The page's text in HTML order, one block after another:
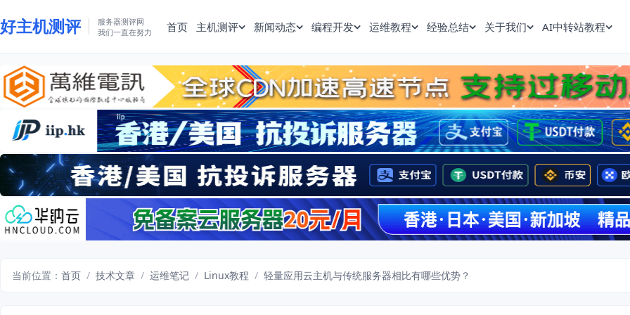
好主机测评
服务器测评网
我们一直在努力
首页 主机测评 新闻动态 编程开发 运维教程 经验总结 关于我们 AI中转站教程
当前位置： 首页 / 技术文章 / 运维笔记 / Linux教程 / 轻量应用云主机与传统服务器相比有哪些优势？